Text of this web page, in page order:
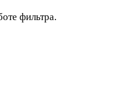
фильтра.